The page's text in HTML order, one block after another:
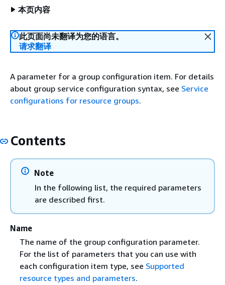
本页内容
此页面尚未翻译为您的语言。
请求翻译
A parameter for a group configuration item. For details
about group service configuration syntax, see Service
configurations for resource groups.
Contents
Note
In the following list, the required parameters
are described first.
Name
The name of the group configuration parameter.
For the list of parameters that you can use with
each configuration item type, see Supported
resource types and parameters.